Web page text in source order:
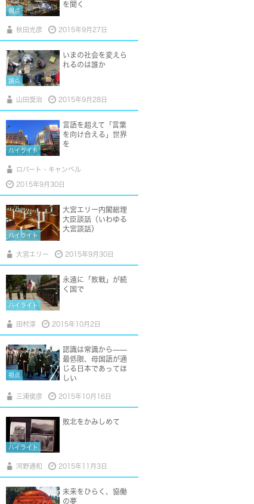
視点
を聞く
秋田光彦 2015年9月27日
論点
いまの社会を変えら
れるのは誰か
山田奨治 2015年9月28日
ハイライト
言語を超えて「言葉
を向け合える」世界
を
ロバート・キャンベル
2015年9月30日
ハイライト
大宮エリー内閣総理
大臣談話（いわゆる
大宮談話）
大宮エリー 2015年9月30日
ハイライト
永遠に「敗戦」が続
く国で
田村淳 2015年10月2日
視点
認識は常識から——
最低限、母国語が通
じる日本であってほ
しい
三浦俊彦 2015年10月16日
ハイライト
敗北をかみしめて
河野通和 2015年11月3日
未来をひらく、協働
の夢